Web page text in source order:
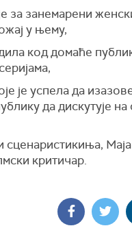
за занемарени
у њему,
код домаће
је успела да изазове
да дискутује на
критичар.